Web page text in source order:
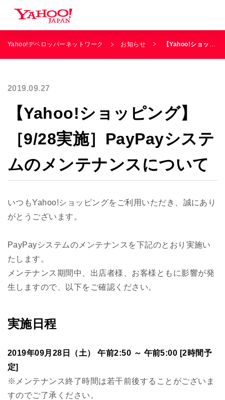
Yahoo!デベロッパーネットワーク お知らせ 【Yahoo!ショッピング】［9/28実施］PayPayシステムのメンテナンスについて
2019.09.27
【Yahoo!ショッピング】
［9/28実施］PayPayシステ
ムのメンテナンスについて
いつもYahoo!ショッピングをご利用いただき、誠にあり
がとうございます。
PayPayシステムのメンテナンスを下記のとおり実施い
たします。
メンテナンス期間中、出店者様、お客様ともに影響が発
生しますので、以下をご確認ください。
実施日程
2019年09月28日（土） 午前2:50 ～ 午前5:00 [2時間予
定]
※メンテナンス終了時間は若干前後することがございま
すのでご了承ください。